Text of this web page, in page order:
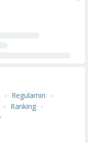
Regulamin
Ranking